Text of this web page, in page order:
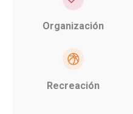
Organización
Recreación